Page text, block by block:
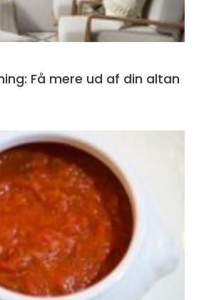
Få mere ud af din altan